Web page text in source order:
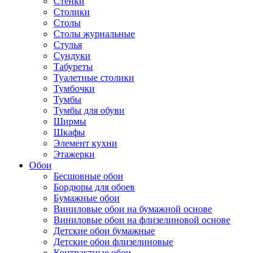
Столики
Столы
Столы журнальные
Стулья
Сундуки
Табуреты
Туалетные столики
Тумбочки
Тумбы
Тумбы для обуви
Ширмы
Шкафы
Элемент кухни
Этажерки
Обои
Бесшовные обои
Бордюры для обоев
Бумажные обои
Виниловые обои на бумажной основе
Виниловые обои на флизелиновой основе
Детские обои бумажные
Детские обои флизелиновые